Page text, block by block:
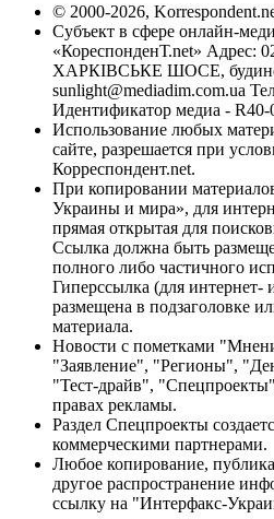
© 2000-2026,
Субъект в сфере онлайн-
«КореспонденТ.net» Адрес:
ХАРКІВСЬКЕ ШОСЕ,
sunlight@mediadim.com.ua
Идентификатор медиа - R40-
Использование любых
сайте, разрешается при
Корреспондент.net.
При копировании
Украины и мира», для
прямая открытая для
Ссылка должна быть
полного либо частичного
Гиперссылка (для интернет-
размещена в подзаголовке
материала.
Новости с пометками
"Заявление", "Регионы",
"Тест-драйв",
правах рекламы.
Раздел Спецпроекты
коммерческими партнерами.
Любое копирование,
другое распространение
ссылку на "Интерфакс-